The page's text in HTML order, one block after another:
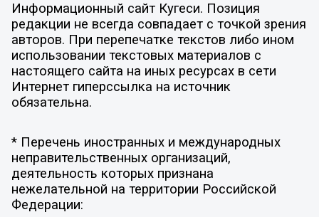
Информационный сайт Кугеси. Позиция
редакции не всегда совпадает с точкой зрения
авторов. При перепечатке текстов либо ином
использовании текстовых материалов с
настоящего сайта на иных ресурсах в сети
Интернет гиперссылка на источник
обязательна.
* Перечень иностранных и международных
неправительственных организаций,
деятельность которых признана
нежелательной на территории Российской
Федерации: